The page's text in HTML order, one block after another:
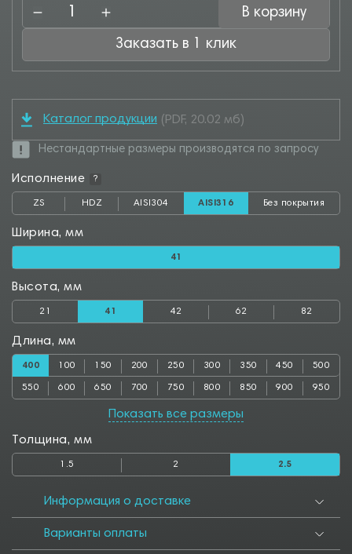
В корзину
Заказать в 1 клик
Каталог продукции (PDF, 20.02 мб)
Нестандартные размеры производятся по запросу
Исполнение ?
ZS HDZ AISI304 AISI316 Без покрытия
Ширина, мм
41
Высота, мм
21 41 42 62 82
Длина, мм
400 100 150 200 250 300 350 450 500
550 600 650 700 750 800 850 900 950
1000
Показать все размеры
Толщина, мм
1.5 2 2.5
Информация о доставке
Варианты оплаты